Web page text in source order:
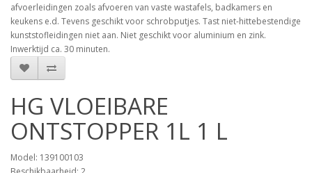
afvoerleidingen zoals afvoeren van vaste wastafels, badkamers en
keukens e.d. Tevens geschikt voor schrobputjes. Tast niet-hittebestendige
kunststofleidingen niet aan. Niet geschikt voor aluminium en zink.
Inwerktijd ca. 30 minuten.
HG VLOEIBARE
ONTSTOPPER 1L 1 L
Model: 139100103